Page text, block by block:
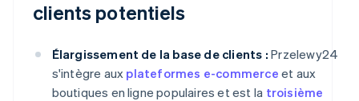
clients potentiels
Élargissement de la base de clients : Przelewy24
s'intègre aux plateformes e-commerce et aux
boutiques en ligne populaires et est la troisième